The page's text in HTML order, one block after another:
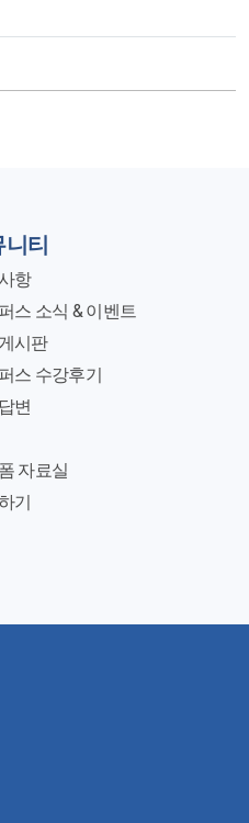
티
항
스 소식 & 이벤트
시판
스 수강후기
변
자료실
기